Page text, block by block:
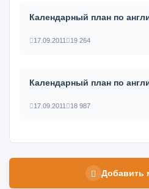
Календарный план по
17.09.2011 19 264
Календарный план по
17.09.2011 18 987
Добавить